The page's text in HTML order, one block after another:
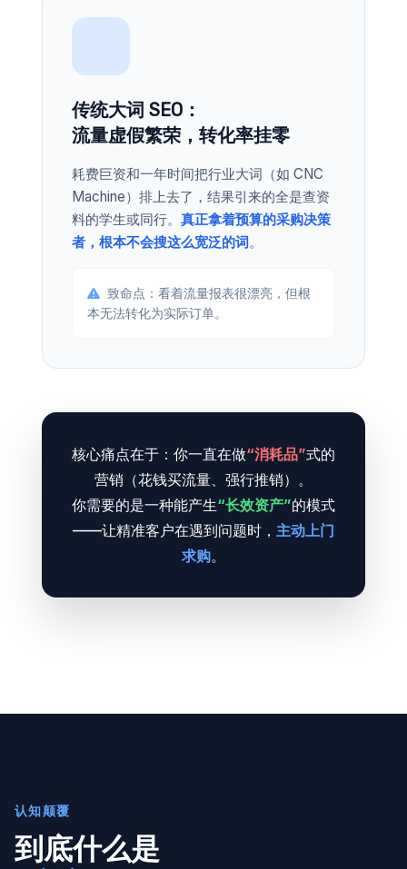
传统大词 SEO：
流量虚假繁荣，转化率挂零
耗费巨资和一年时间把行业大词（如 CNC
Machine）排上去了，结果引来的全是查资
料的学生或同行。 真正拿着预算的采购决策
者，根本不会搜这么宽泛的词。
致命点：看着流量报表很漂亮，但根
本无法转化为实际订单。
核心痛点在于：你一直在做“消耗品”式的
营销（花钱买流量、强行推销）。
你需要的是一种能产生“长效资产”的模式
——让精准客户在遇到问题时， 主动上门
求购。
认知颠覆
到底什么是